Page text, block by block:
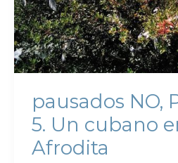
pausados NO,
5. Un cubano
Afrodita